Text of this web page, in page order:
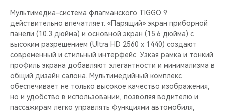
Мультимедиа-система флагманского TIGGO 9
действительно впечатляет. «Парящий» экран приборной
панели (10.3 дюйма) и основной экран (15.6 дюйма) с
высоким разрешением (Ultra HD 2560 x 1440) создают
современный и стильный интерфейс. Узкая рамка и тонкий
профиль экрана добавляют элегантности и минимализма в
общий дизайн салона. Мультимедийный комплекс
обеспечивает не только высокое качество изображения,
но и удобство в использовании, позволяя водителю и
пассажирам легко управлять функциями автомобиля,